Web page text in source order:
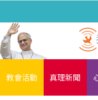
教會活動 真理新聞